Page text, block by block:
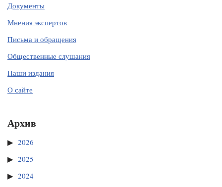
Документы
Мнения экспертов
Письма и обращения
Общественные слушания
Наши издания
О сайте
Архив
2026
2025
2024